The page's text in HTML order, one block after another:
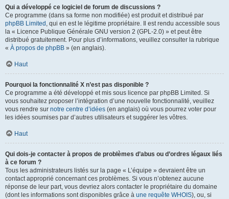
Qui a développé ce logiciel de forum de discussions ?
Ce programme (dans sa forme non modifiée) est produit et distribué par
phpBB Limited , qui en est le légitime propriétaire. Il est rendu accessible sous
la « Licence Publique Générale GNU version 2 (GPL-2.0) » et peut être
distribué gratuitement. Pour plus d’informations, veuillez consulter la rubrique
« À propos de phpBB » (en anglais).
Haut
Pourquoi la fonctionnalité X n’est pas disponible ?
Ce programme a été développé et mis sous licence par phpBB Limited. Si
vous souhaitez proposer l’intégration d’une nouvelle fonctionnalité, veuillez
vous rendre sur notre centre d’idées (en anglais) où vous pourrez voter pour
les idées soumises par d’autres utilisateurs et suggérer les vôtres.
Haut
Qui dois-je contacter à propos de problèmes d’abus ou d’ordres légaux liés
à ce forum ?
Tous les administrateurs listés sur la page « L’équipe » devraient être un
contact approprié concernant ces problèmes. Si vous n’obtenez aucune
réponse de leur part, vous devriez alors contacter le propriétaire du domaine
(dont les informations sont disponibles grâce à une requête WHOIS), ou, si